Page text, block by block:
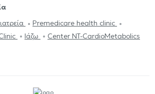
Premedicare health clinic
Ιάζω Center NT-CardioMetabolics